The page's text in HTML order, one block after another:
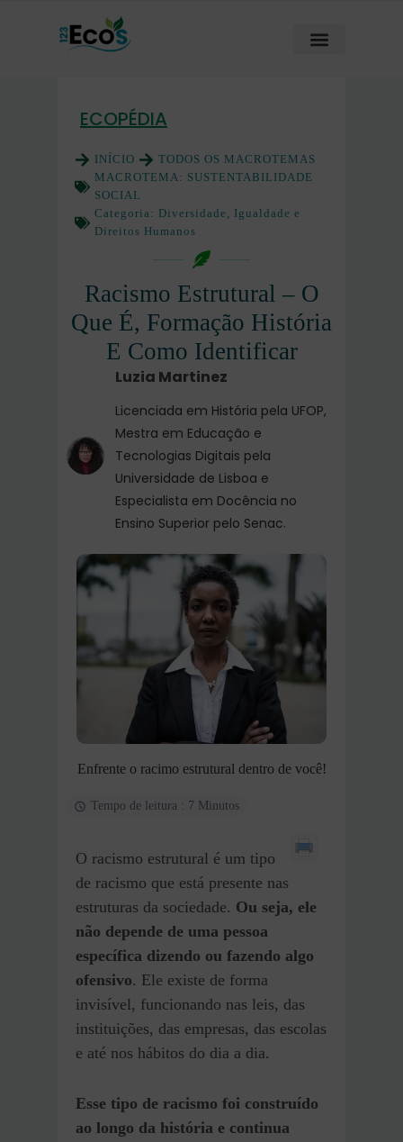
ECOPÉDIA
INÍCIO
TODOS OS MACROTEMAS
MACROTEMA: SUSTENTABILIDADE
SOCIAL
Categoria: Diversidade, Igualdade e
Direitos Humanos
Racismo Estrutural – O
Que É, Formação História
E Como Identificar
Luzia Martinez
Licenciada em História pela UFOP,
Mestra em Educação e
Tecnologias Digitais pela
Universidade de Lisboa e
Especialista em Docência no
Ensino Superior pelo Senac.
Enfrente o racimo estrutural dentro de você!
Tempo de leitura : 7 Minutos
O racismo estrutural é um tipo
de racismo que está presente nas
estruturas da sociedade. Ou seja, ele
não depende de uma pessoa
específica dizendo ou fazendo algo
ofensivo. Ele existe de forma
invisível, funcionando nas leis, das
instituições, das empresas, das escolas
e até nos hábitos do dia a dia.
Esse tipo de racismo foi construído
ao longo da história e continua